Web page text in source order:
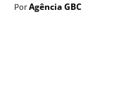
Por Agência GBC